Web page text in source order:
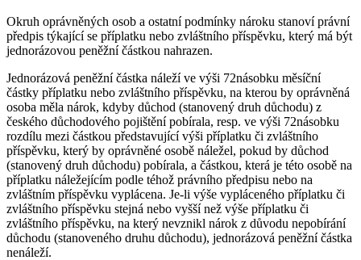
Okruh oprávněných osob a ostatní podmínky nároku stanoví právní
předpis týkající se příplatku nebo zvláštního příspěvku, který má být
jednorázovou peněžní částkou nahrazen.
Jednorázová peněžní částka náleží ve výši 72násobku měsíční
částky příplatku nebo zvláštního příspěvku, na kterou by oprávněná
osoba měla nárok, kdyby důchod (stanovený druh důchodu) z
českého důchodového pojištění pobírala, resp. ve výši 72násobku
rozdílu mezi částkou představující výši příplatku či zvláštního
příspěvku, který by oprávněné osobě náležel, pokud by důchod
(stanovený druh důchodu) pobírala, a částkou, která je této osobě na
příplatku náležejícím podle téhož právního předpisu nebo na
zvláštním příspěvku vyplácena. Je-li výše vypláceného příplatku či
zvláštního příspěvku stejná nebo vyšší než výše příplatku či
zvláštního příspěvku, na který nevznikl nárok z důvodu nepobírání
důchodu (stanoveného druhu důchodu), jednorázová peněžní částka
nenáleží.